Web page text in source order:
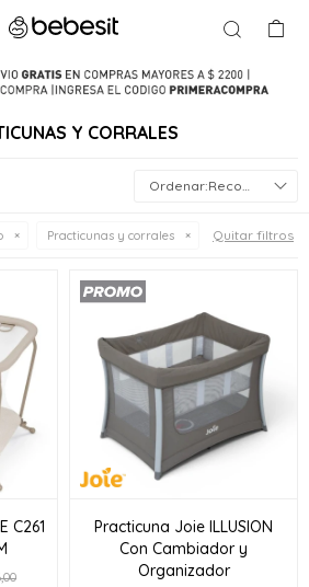
Y CORRALES
Recomendados
Practicunas y corrales Quitar filtros
C261
Practicuna Joie ILLUSION
Con Cambiador y
Organizador